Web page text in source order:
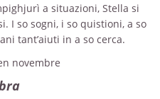
a situazioni, Stella si
I so sogni, i so quistioni, a so
tant’aiuti in a so cerca.
novembre